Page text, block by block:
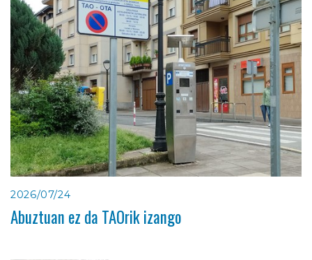
2026/07/24
Abuztuan ez da TAOrik izango